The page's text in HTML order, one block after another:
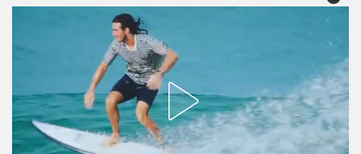
מה שעובר עליי
שומרים על הגוף
פיננסי וכלכלה
בין הסדינים